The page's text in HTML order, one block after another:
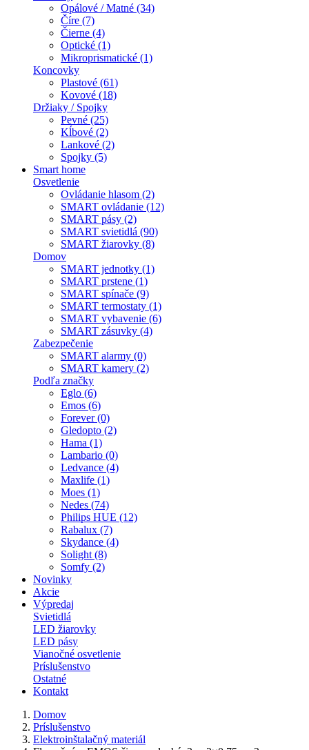
Opálové / Matné (34)
Číre (7)
Čierne (4)
Optické (1)
Mikroprismatické (1)
Koncovky
Plastové (61)
Kovové (18)
Držiaky / Spojky
Pevné (25)
Kĺbové (2)
Lankové (2)
Spojky (5)
Smart home
Osvetlenie
Ovládanie hlasom (2)
SMART ovládanie (12)
SMART pásy (2)
SMART svietidlá (90)
SMART žiarovky (8)
Domov
SMART jednotky (1)
SMART prstene (1)
SMART spínače (9)
SMART termostaty (1)
SMART vybavenie (6)
SMART zásuvky (4)
Zabezpečenie
SMART alarmy (0)
SMART kamery (2)
Podľa značky
Eglo (6)
Emos (6)
Forever (0)
Gledopto (2)
Hama (1)
Lambario (0)
Ledvance (4)
Maxlife (1)
Moes (1)
Nedes (74)
Philips HUE (12)
Rabalux (7)
Skydance (4)
Solight (8)
Somfy (2)
Novinky
Akcie
Výpredaj
Svietidlá
LED žiarovky
LED pásy
Vianočné osvetlenie
Príslušenstvo
Ostatné
Kontakt
Domov
Príslušenstvo
Elektroinštalačný materiál